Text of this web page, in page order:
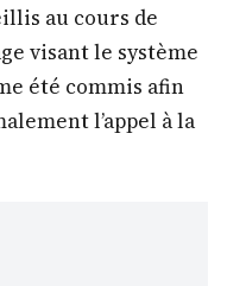
au cours de
visant le système
été commis afin
l’appel à la